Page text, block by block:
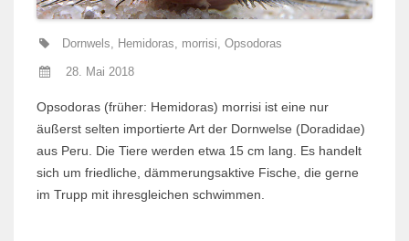
Dornwels Hemidoras morrisi Opsodoras
28. Mai 2018
Opsodoras (früher: Hemidoras) morrisi ist eine nur
äußerst selten importierte Art der Dornwelse (Doradidae)
aus Peru. Die Tiere werden etwa 15 cm lang. Es handelt
sich um friedliche, dämmerungsaktive Fische, die gerne
im Trupp mit ihresgleichen schwimmen.